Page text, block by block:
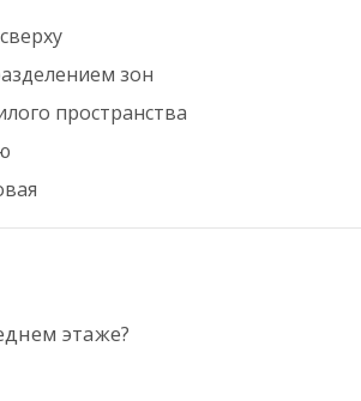
зон
пространства
этаже?